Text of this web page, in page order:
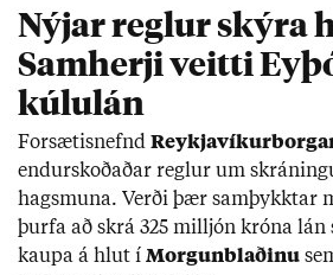
Nýjar reglur skýra
Samherji veitti
kúlulán
For­sæt­is­nefnd
end­ur­skoð­að­ar regl­ur um
hags­muna. Verði þær sam­þykkt­ar
þurfa að skrá 325 millj­ón króna
kaupa á hlut í Morg­un­blað­inu